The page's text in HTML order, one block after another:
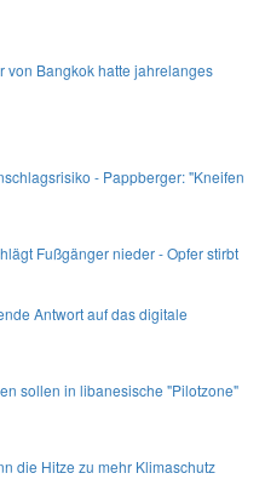
von Bangkok hatte jahrelanges
- Pappberger: "Kneifen
Fußgänger nieder - Opfer stirbt
Antwort auf das digitale
sollen in libanesische "Pilotzone"
die Hitze zu mehr Klimaschutz